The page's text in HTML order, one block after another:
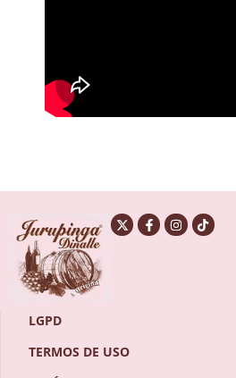
LGPD
TERMOS DE USO